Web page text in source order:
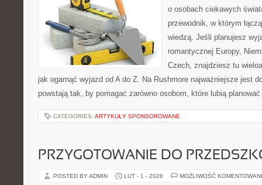
o osobach ciekawych
przewodnik, w którym
wiedzą. Jeśli planujesz
romantycznej Europy,
Czech, znajdziesz tu
jak ogarnąć wyjazd od A do Z. Na Rushmore najważniejsze jest
powstają tak, by pomagać zarówno osobom, które lubią
CATEGORIES: ARTYKUŁY SPONSOROWANE
PRZYGOTOWANIE DO
POSTED BY ADMIN LUT - 1 - 2026 MOŻLIWOŚĆ